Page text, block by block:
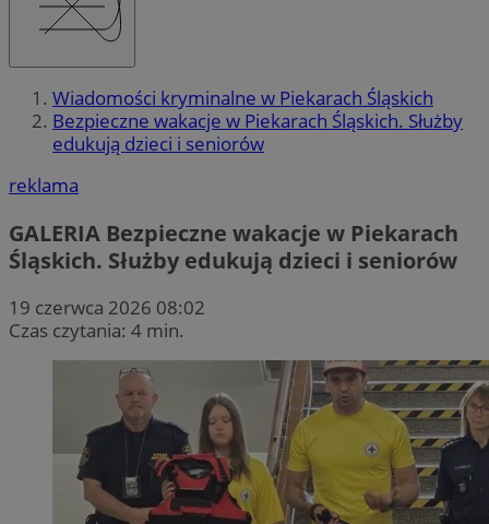
Wiadomości kryminalne w Piekarach Śląskich
Bezpieczne wakacje w Piekarach Śląskich. Służby
edukują dzieci i seniorów
reklama
GALERIA Bezpieczne wakacje w Piekarach
Śląskich. Służby edukują dzieci i seniorów
19 czerwca 2026 08:02
Czas czytania: 4 min.